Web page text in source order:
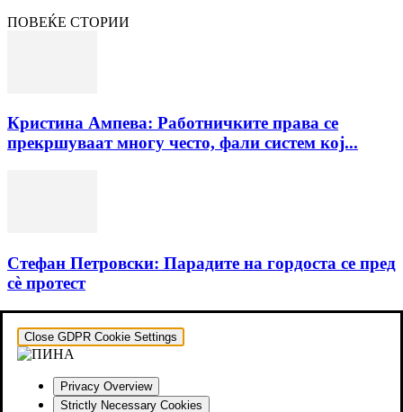
ПОВЕЌЕ СТОРИИ
Кристина Ампева: Работничките права се
прекршуваат многу често, фали систем кој...
Стефан Петровски: Парадите на гордоста се пред
сѐ протест
Close GDPR Cookie Settings
Privacy Overview
Strictly Necessary Cookies